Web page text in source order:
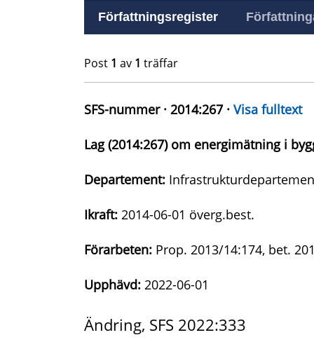
Författningsregister
Post 1 av 1 träffar
SFS-nummer · 2014:267 · Visa fulltext
Lag (2014:267) om energimätning i
Departement:
Ikraft: 2014-06-01 överg.best.
Förarbeten: Prop. 2013/14:174, bet.
Upphävd: 2022-06-01
Ändring, SFS 2022:333